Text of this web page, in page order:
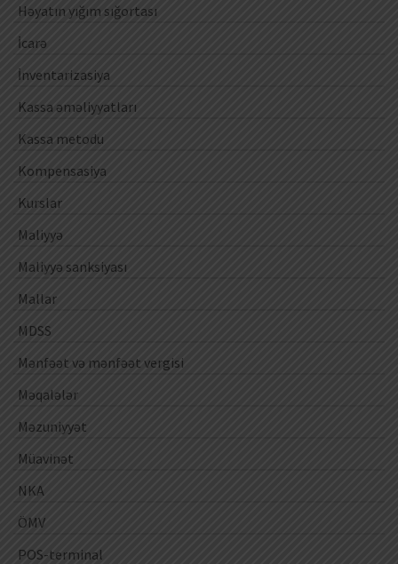
Həyatın yığım sığortası
İcarə
İnventarizasiya
Kassa əməliyyatları
Kassa metodu
Kompensasiya
Kurslar
Maliyyə
Maliyyə sanksiyası
Mallar
MDSS
Mənfəət və mənfəət vergisi
Məqalələr
Məzuniyyət
Müavinət
NKA
ÖMV
POS-terminal